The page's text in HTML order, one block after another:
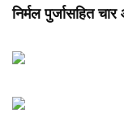
निर्मल पुर्जासहित